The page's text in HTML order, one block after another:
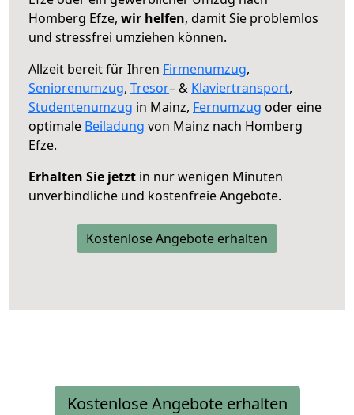
Homberg Efze, wir helfen, damit Sie problemlos
und stressfrei umziehen können.
Allzeit bereit für Ihren Firmenumzug,
Seniorenumzug, Tresor– & Klaviertransport,
Studentenumzug in Mainz, Fernumzug oder eine
optimale Beiladung von Mainz nach Homberg
Efze.
Erhalten Sie jetzt in nur wenigen Minuten
unverbindliche und kostenfreie Angebote.
Kostenlose Angebote erhalten
Kostenlose Angebote erhalten